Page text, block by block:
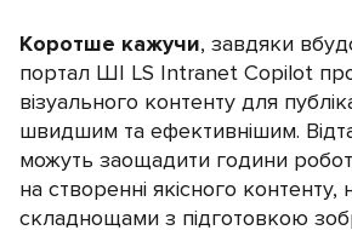
Коротше кажучи, завдяки
портал ШІ LS Intranet Copilot
візуального контенту для
швидшим та ефективнішим.
можуть заощадити години
на створенні якісного
складнощами з підготовкою